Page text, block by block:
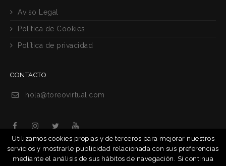
Aviso Legal
Política de Cookies
Política de privacidad
CONTACTO
hola@toreovirtual.com
Utilizamos cookies propias y de terceros para mejorar nuestros
servicios y mostrarle publicidad relacionada con sus preferencias
mediante el análisis de sus hábitos de navegación. Si continua